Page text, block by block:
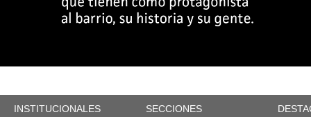
INSTITUCIONALES SECCIONES